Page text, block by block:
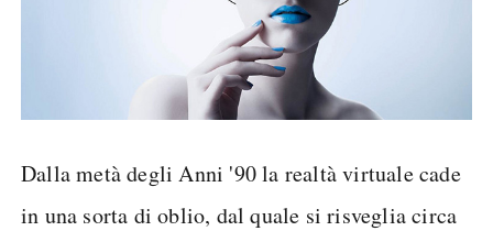
Dalla metà degli Anni '90 la realtà virtuale cade
in una sorta di oblio, dal quale si risveglia circa